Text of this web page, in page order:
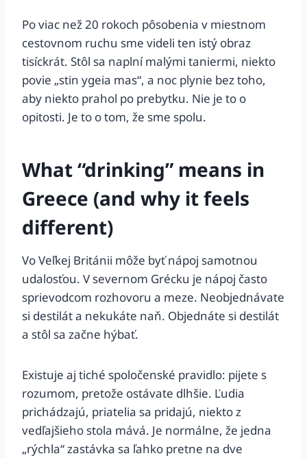
Po viac než 20 rokoch pôsobenia v miestnom
cestovnom ruchu sme videli ten istý obraz
tisíckrát. Stôl sa naplní malými taniermi, niekto
povie „stin ygeia mas“, a noc plynie bez toho,
aby niekto prahol po prebytku. Nie je to o
opitosti. Je to o tom, že sme spolu.
What “drinking” means in
Greece (and why it feels
different)
Vo Veľkej Británii môže byť nápoj samotnou
udalosťou. V severnom Grécku je nápoj často
sprievodcom rozhovoru a meze. Neobjednávate
si destilát a nekukáte naň. Objednáte si destilát
a stôl sa začne hýbať.
Existuje aj tiché spoločenské pravidlo: pijete s
rozumom, pretože ostávate dlhšie. Ľudia
prichádzajú, priatelia sa pridajú, niekto z
vedľajšieho stola mává. Je normálne, že jedna
„rýchla“ zastávka sa ľahko pretne na dve